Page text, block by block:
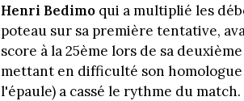
Henri Bedimo qui a multiplié les
poteau sur sa première tentative,
score à la 25ème lors de sa
mettant en difficulté son
l'épaule) a cassé le rythme du